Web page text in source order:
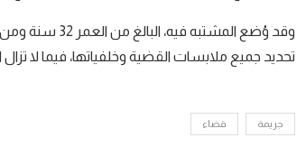
وقد وُضع
تحديد جميع ملابسات القضية وخلفياتها، فيما لا
جريمة قضاء